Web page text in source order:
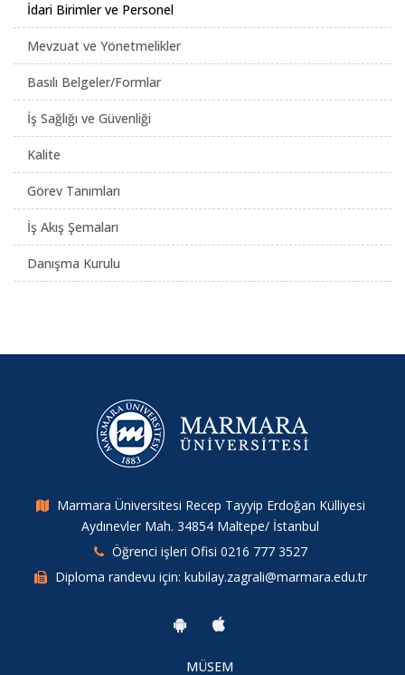
İdari Birimler ve Personel
Mevzuat ve Yönetmelikler
Basılı Belgeler/Formlar
İş Sağlığı ve Güvenliği
Kalite
Görev Tanımları
İş Akış Şemaları
Danışma Kurulu
Marmara Üniversitesi Recep Tayyip Erdoğan Külliyesi
Aydınevler Mah. 34854 Maltepe/ İstanbul
Öğrenci işleri Ofisi 0216 777 3527
Diploma randevu için: kubilay.zagrali@marmara.edu.tr
MÜSEM